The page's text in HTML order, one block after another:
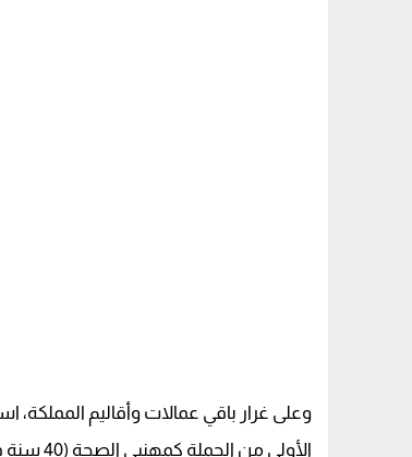
وعلى غرار باقي عمالات وأقاليم